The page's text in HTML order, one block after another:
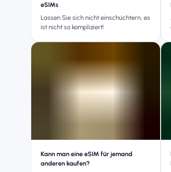
eSIMs
Lassen Sie sich nicht einschüchtern, es
ist nicht so kompliziert!
Kann man eine eSIM für jemand
anderen kaufen?